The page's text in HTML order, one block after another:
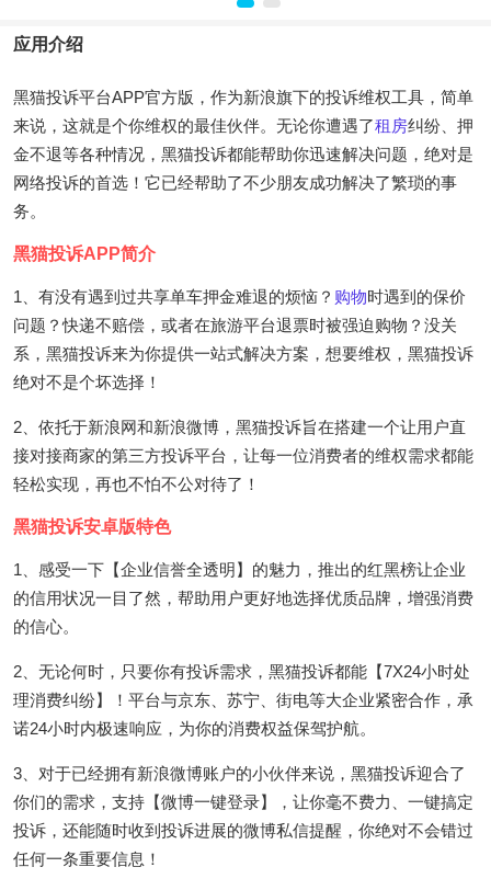
应用介绍
黑猫投诉平台APP官方版，作为新浪旗下的投诉维权工具，简单
来说，这就是个你维权的最佳伙伴。无论你遭遇了租房纠纷、押
金不退等各种情况，黑猫投诉都能帮助你迅速解决问题，绝对是
网络投诉的首选！它已经帮助了不少朋友成功解决了繁琐的事
务。
黑猫投诉APP简介
1、有没有遇到过共享单车押金难退的烦恼？ 购物时遇到的保价
问题？快递不赔偿，或者在旅游平台退票时被强迫购物？没关
系，黑猫投诉来为你提供一站式解决方案，想要维权，黑猫投诉
绝对不是个坏选择！
2、依托于新浪网和新浪微博，黑猫投诉旨在搭建一个让用户直
接对接商家的第三方投诉平台，让每一位消费者的维权需求都能
轻松实现，再也不怕不公对待了！
黑猫投诉安卓版特色
1、感受一下【企业信誉全透明】的魅力，推出的红黑榜让企业
的信用状况一目了然，帮助用户更好地选择优质品牌，增强消费
的信心。
2、无论何时，只要你有投诉需求，黑猫投诉都能【7X24小时处
理消费纠纷】！平台与京东、苏宁、街电等大企业紧密合作，承
诺24小时内极速响应，为你的消费权益保驾护航。
3、对于已经拥有新浪微博账户的小伙伴来说，黑猫投诉迎合了
你们的需求，支持【微博一键登录】，让你毫不费力、一键搞定
投诉，还能随时收到投诉进展的微博私信提醒，你绝对不会错过
任何一条重要信息！